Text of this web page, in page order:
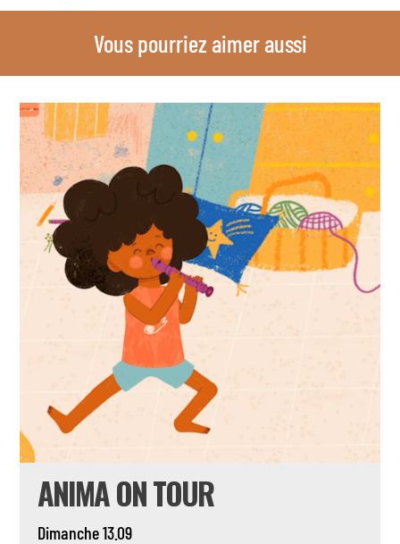
Vous pourriez aimer aussi
ANIMA ON TOUR
Dimanche 13.09